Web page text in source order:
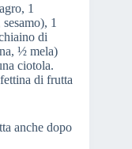
1
1
di
½ mela)
ciotola.
di frutta
anche dopo